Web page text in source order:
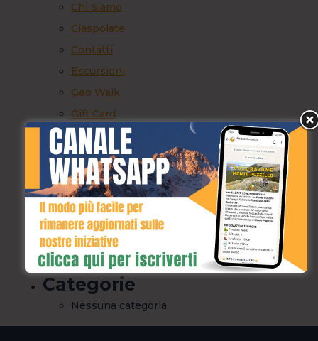
Chi Siamo
Ciaspolate
Contatti
Escursioni
Geo Walk
Gift Card
Home
Privacy Policy
prova
River Walking
Speleologia
Termini e Condizioni
Archivi
Categorie
Nessuna categoria